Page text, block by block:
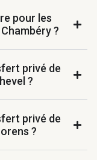
pour les
?
privé de
?
privé de
?